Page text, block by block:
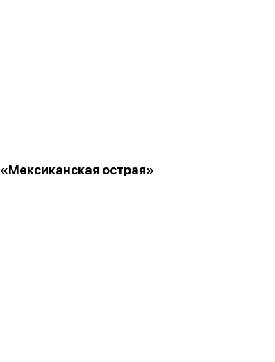
«Мексиканская острая»